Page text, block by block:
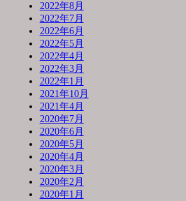
2022年8月
2022年7月
2022年6月
2022年5月
2022年4月
2022年3月
2022年1月
2021年10月
2021年4月
2020年7月
2020年6月
2020年5月
2020年4月
2020年3月
2020年2月
2020年1月